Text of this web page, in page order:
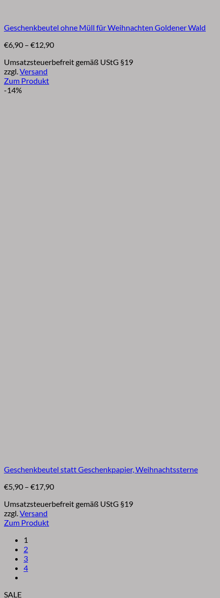
Geschenkbeutel ohne Müll für Weihnachten Goldener Wald
€6,90 – €12,90Preisspanne:
bis
Umsatzsteuerbefreit gemäß UStG §19
zzgl.Versand
Zum Produkt
Dieses
-14%
Geschenkbeutel statt Geschenkpapier, Weihnachtssterne
€5,90 – €17,90Preisspanne:
bis
Umsatzsteuerbefreit gemäß UStG §19
zzgl.Versand
Zum Produkt
Produkt
weist
mehrere
Varianten
1
2
3
4
SALE